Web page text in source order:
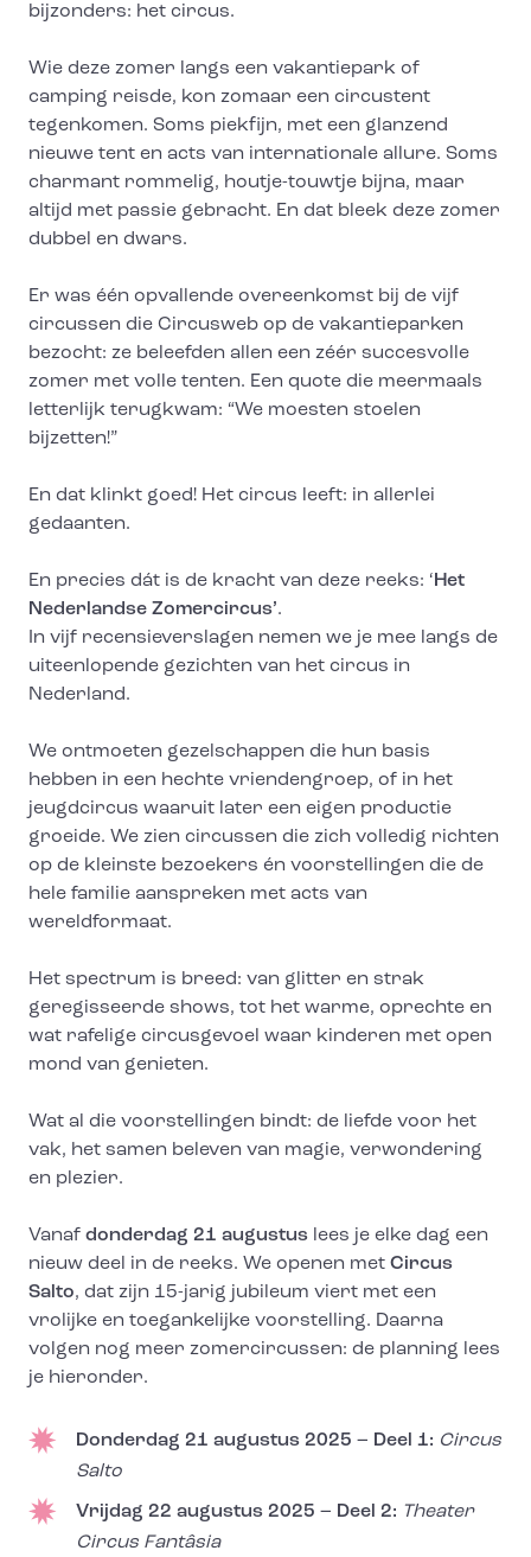
bijzonders: het circus.
Wie deze zomer langs een vakantiepark of
camping reisde, kon zomaar een circustent
tegenkomen. Soms piekfijn, met een glanzend
nieuwe tent en acts van internationale allure. Soms
charmant rommelig, houtje-touwtje bijna, maar
altijd met passie gebracht. En dat bleek deze zomer
dubbel en dwars.
Er was één opvallende overeenkomst bij de vijf
circussen die Circusweb op de vakantieparken
bezocht: ze beleefden allen een zéér succesvolle
zomer met volle tenten. Een quote die meermaals
letterlijk terugkwam: “We moesten stoelen
bijzetten!”
En dat klinkt goed! Het circus leeft: in allerlei
gedaanten.
En precies dát is de kracht van deze reeks: ‘ Het
Nederlandse Zomercircus’.
In vijf recensieverslagen nemen we je mee langs de
uiteenlopende gezichten van het circus in
Nederland.
We ontmoeten gezelschappen die hun basis
hebben in een hechte vriendengroep, of in het
jeugdcircus waaruit later een eigen productie
groeide. We zien circussen die zich volledig richten
op de kleinste bezoekers én voorstellingen die de
hele familie aanspreken met acts van
wereldformaat.
Het spectrum is breed: van glitter en strak
geregisseerde shows, tot het warme, oprechte en
wat rafelige circusgevoel waar kinderen met open
mond van genieten.
Wat al die voorstellingen bindt: de liefde voor het
vak, het samen beleven van magie, verwondering
en plezier.
Vanaf donderdag 21 augustus lees je elke dag een
nieuw deel in de reeks. We openen met Circus
Salto, dat zijn 15-jarig jubileum viert met een
vrolijke en toegankelijke voorstelling. Daarna
volgen nog meer zomercircussen: de planning lees
je hieronder.
Donderdag 21 augustus 2025 – Deel 1: Circus
Salto
Vrijdag 22 augustus 2025 – Deel 2: Theater
Circus Fantâsia